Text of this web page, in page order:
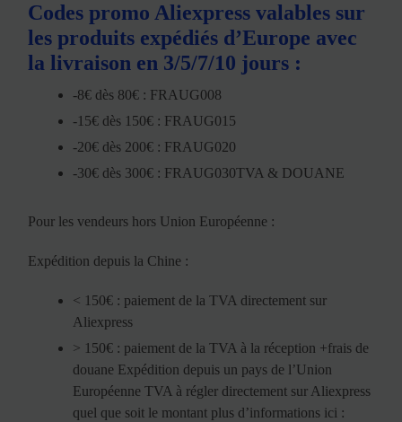
Codes promo Aliexpress valables sur
les produits expédiés d’Europe avec
la livraison en 3/5/7/10 jours :
-8€ dès 80€ : FRAUG008
-15€ dès 150€ : FRAUG015
-20€ dès 200€ : FRAUG020
-30€ dès 300€ : FRAUG030TVA & DOUANE
Pour les vendeurs hors Union Européenne :
Expédition depuis la Chine :
< 150€ : paiement de la TVA directement sur
Aliexpress
> 150€ : paiement de la TVA à la réception +frais de
douane Expédition depuis un pays de l’Union
Européenne TVA à régler directement sur Aliexpress
quel que soit le montant plus d’informations ici :